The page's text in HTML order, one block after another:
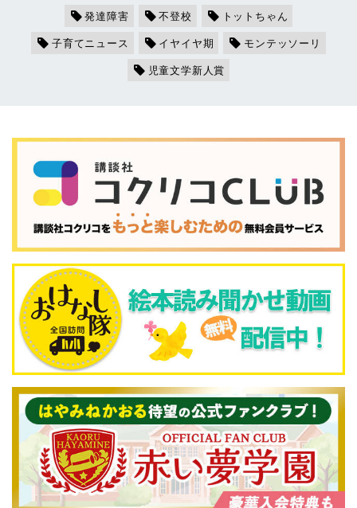
発達障害 不登校
トットちゃん
子育てニュース
イヤイヤ期
モンテッソーリ
児童文学新人賞